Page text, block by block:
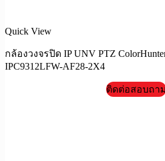
Quick View
กล้องวงจรปิด IP UNV PTZ
IPC9312LFW-AF28-2X4
ติดต่อสอบถา